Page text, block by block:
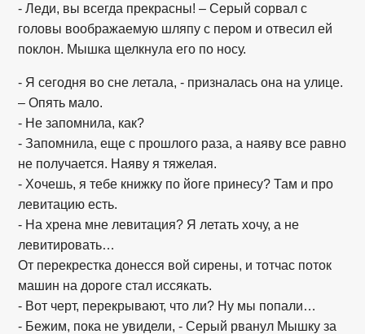
- Леди, вы всегда прекрасны! – Серый сорвал с
головы воображаемую шляпу с пером и отвесил ей
поклон. Мышка щелкнула его по носу.
- Я сегодня во сне летала, - призналась она на улице.
– Опять мало.
- Не запомнила, как?
- Запомнила, еще с прошлого раза, а наяву все равно
не получается. Наяву я тяжелая.
- Хочешь, я тебе книжку по йоге принесу? Там и про
левитацию есть.
- На хрена мне левитация? Я летать хочу, а не
левитировать…
От перекрестка донесся вой сирены, и тотчас поток
машин на дороге стал иссякать.
- Вот черт, перекрывают, что ли? Ну мы попали…
- Бежим, пока не увидели, - Серый рванул Мышку за